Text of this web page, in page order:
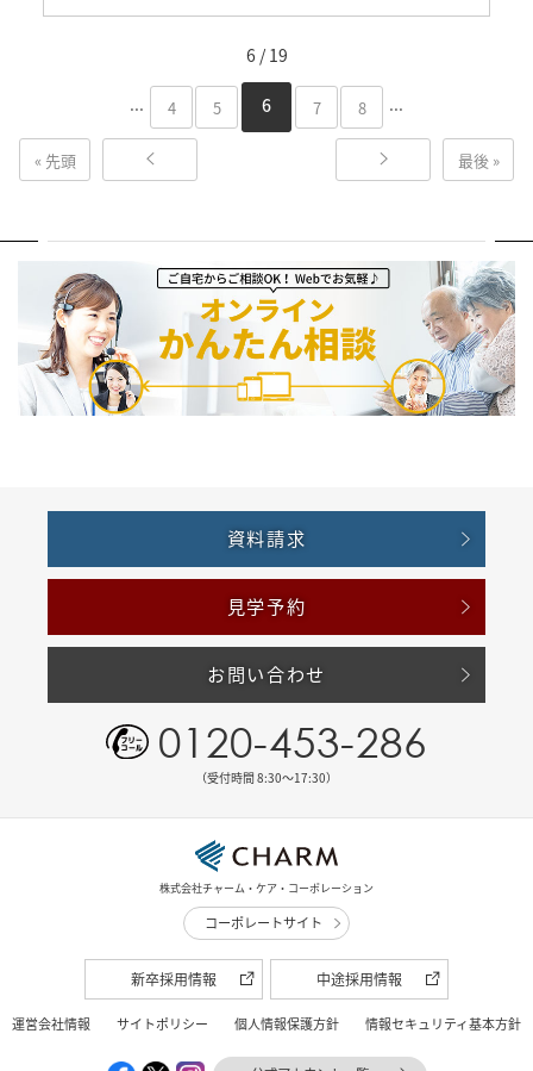
6 / 19
« 先頭
... 4 5 6 7 8 ...
最後 »
資料請求
見学予約
お問い合わせ
0120-453-286
（受付時間 8:30〜17:30）
株式会社チャーム・ケア・コーポレーション
コーポレートサイト
新卒採用情報 中途採用情報
運営会社情報 サイトポリシー 個人情報保護方針 情報セキュリティ基本方針